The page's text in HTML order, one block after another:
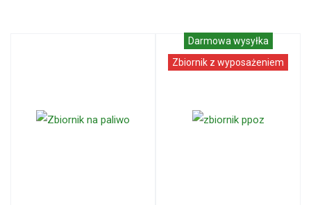
Darmowa wysyłka
Zbiornik z wyposażeniem